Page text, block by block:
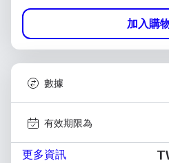
加入購
數據
有效期限為
更多資訊